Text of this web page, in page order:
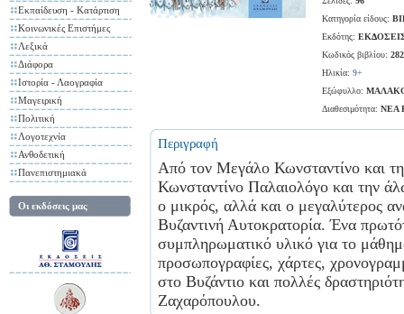
Εκπαίδευση - Κατάρτιση
Κοινωνικές Επιστήμες
Λεξικά
Διάφορα
Ιστορία - Λαογραφία
Μαγειρική
Πολιτική
Λογοτεχνία
Ανθοδετική
Πανεπιστημιακά
Οι εκδόσεις μας
Κατηγορία είδους:
Εκδότης:
Κωδικός βιβλίου:
Ηλικία: 9+
Εξώφυλλο:
Διαθεσιμότητα: ΝΕΑ
Περιγραφή
Από τον Μεγάλο Κωνσταντίνο και
Κωνσταντίνο Παλαιολόγο και την
ο μικρός, αλλά και ο μεγαλύτερος
Βυζαντινή Αυτοκρατορία. Ένα
συμπληρωματικό υλικό για το
προσωπογραφίες, χάρτες,
στο Βυζάντιο και πολλές
Ζαχαρόπουλου.